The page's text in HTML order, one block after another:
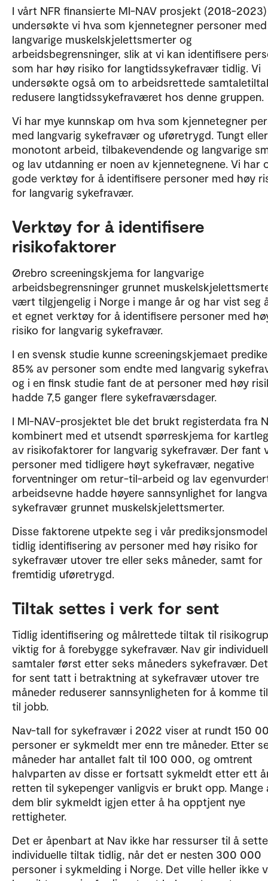
redaktørene:
Ann-Helén Bay
Heidi Moen Gjersøe
Sjekk bibliotek for arbeidsinkluderingfor mer
arbeidsinkluderingsforskning.
I vårt NFR finansierte MI-NAV prosjekt (2018-2023)
undersøkte vi hva som kjennetegner personer med
langvarige muskelskjelettsmerter og
arbeidsbegrensninger, slik at vi kan identifisere
som har høy risiko for langtidssykefravær tidlig. Vi
undersøkte også om to arbeidsrettede
redusere langtidssykefraværet hos denne gruppen.
Vi har mye kunnskap om hva som kjennetegner
med langvarig sykefravær og uføretrygd. Tungt eller
monotont arbeid, tilbakevendende og langvarige
og lav utdanning er noen av kjennetegnene. Vi har
gode verktøy for å identifisere personer med høy
for langvarig sykefravær.
Verktøy for å identifisere
risikofaktorer
Ørebro screeningskjema for langvarige
arbeidsbegrensninger grunnet
vært tilgjengelig i Norge i mange år og har vist seg
et egnet verktøy for å identifisere personer med
risiko for langvarig sykefravær.
I en svensk studie kunne screeningskjemaet
85% av personer som endte med langvarig
og i en finsk studie fant de at personer med høy
hadde 7,5 ganger flere sykefraværsdager.
I MI-NAV-prosjektet ble det brukt registerdata fra
kombinert med et utsendt spørreskjema for
av risikofaktorer for langvarig sykefravær. Der fant
personer med tidligere høyt sykefravær, negative
forventninger om retur-til-arbeid og lav
arbeidsevne hadde høyere sannsynlighet for
sykefravær grunnet muskelskjelettsmerter.
Disse faktorene utpekte seg i vår
tidlig identifisering av personer med høy risiko for
sykefravær utover tre eller seks måneder, samt for
fremtidig uføretrygd.
Tiltak settes i verk for sent
Tidlig identifisering og målrettede tiltak til
viktig for å forebygge sykefravær. Nav gir
samtaler først etter seks måneders sykefravær.
for sent tatt i betraktning at sykefravær utover tre
måneder reduserer sannsynligheten for å komme
til jobb.
Nav-tall for sykefravær i 2022 viser at rundt 150
personer er sykmeldt mer enn tre måneder. Etter
måneder har antallet falt til 100 000, og omtrent
halvparten av disse er fortsatt sykmeldt etter ett
retten til sykepenger vanligvis er brukt opp. Mange
dem blir sykmeldt igjen etter å ha opptjent nye
rettigheter.
Det er åpenbart at Nav ikke har ressurser til å
individuelle tiltak tidlig, når det er nesten 300 000
personer i sykmelding i Norge. Det ville heller ikke